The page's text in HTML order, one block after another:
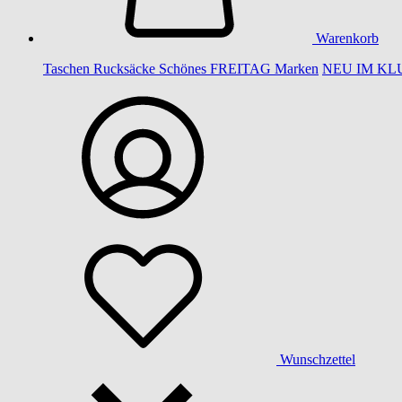
Warenkorb
Taschen Rucksäcke Schönes FREITAG Marken NEU IM
Wunschzettel